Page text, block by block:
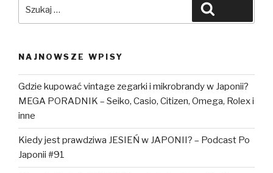
NAJNOWSZE WPISY
Gdzie kupować vintage zegarki i mikrobrandy w Japonii?
MEGA PORADNIK – Seiko, Casio, Citizen, Omega, Rolex i
inne
Kiedy jest prawdziwa JESIEŃ w JAPONII? – Podcast Po
Japonii #91